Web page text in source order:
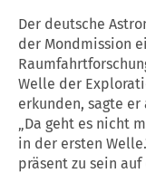
Der deutsche
der Mondmission
Welle der
erkunden, sagte
„Da geht es nicht
in der ersten
präsent zu sein